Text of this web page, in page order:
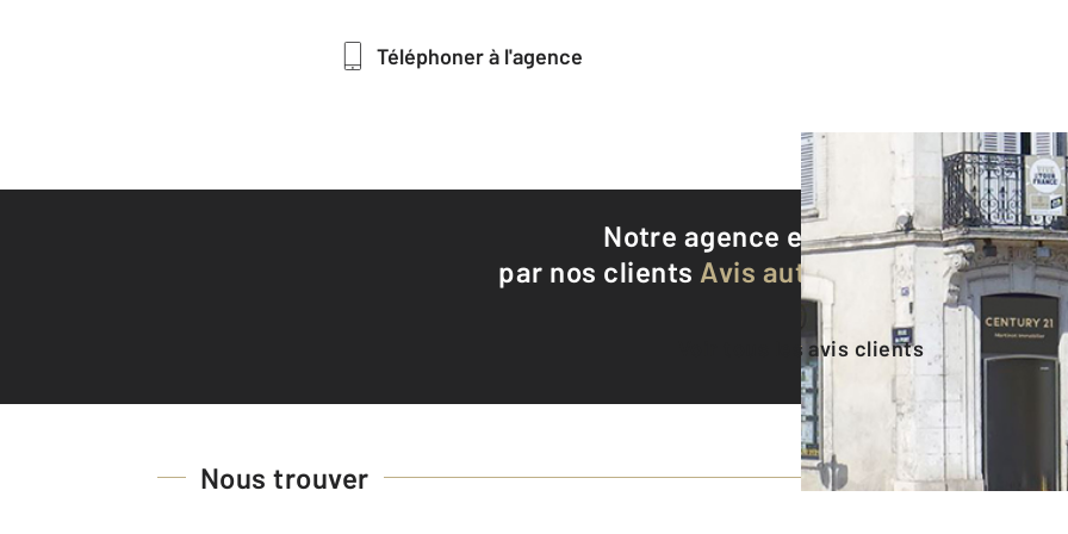
Téléphoner à l'agence
Notre agence est notée8,9/10
par nos clients Avis authentifiés par
Voir tous les avis clients
Nous trouver